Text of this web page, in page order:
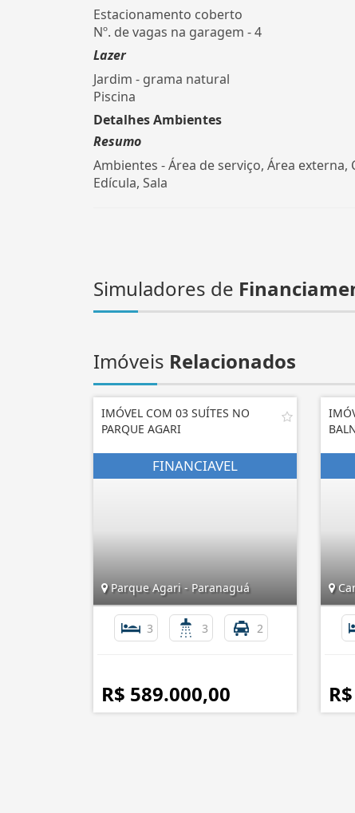
Estacionamento coberto
Nº. de vagas na garagem - 4
Lazer
Jardim - grama natural
Piscina
Detalhes Ambientes
Resumo
Ambientes - Área de serviço, Área externa,
Edícula, Sala
Simuladores de
Imóveis Relacionados
IMÓVEL COM 03 SUÍTES NO
PARQUE AGARI
Parque Agari - Paranaguá
3 3 2
R$ 589.000,00